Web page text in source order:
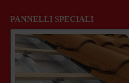
PANNELLI SPECIALI